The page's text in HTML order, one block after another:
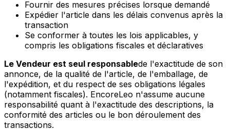
Fournir des mesures précises lorsque demandé
Expédier l'article dans les délais convenus après la
transaction
Se conformer à toutes les lois applicables, y
compris les obligations fiscales et déclaratives
Le Vendeur est seul responsablede l'exactitude de son
annonce, de la qualité de l'article, de l'emballage, de
l'expédition, et du respect de ses obligations légales
(notamment fiscales). EncoreLeo n'assume aucune
responsabilité quant à l'exactitude des descriptions, la
conformité des articles ou le bon déroulement des
transactions.